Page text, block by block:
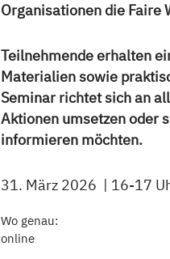
Organisationen die Faire
Teilnehmende erhalten
Materialien sowie
Seminar richtet sich an
Aktionen umsetzen oder
informieren möchten.
31. März 2026 16-17
Wo genau:
online